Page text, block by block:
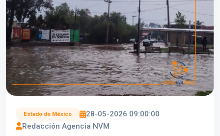
Estado de México
28-05-2026 09:00:00
Redacción Agencia NVM